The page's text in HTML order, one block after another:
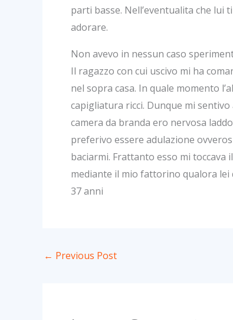
parti basse. Nell’eventualita che lui
adorare.
Non avevo in nessun caso
Il ragazzo con cui uscivo mi ha
nel sopra casa. In quale momento
capigliatura ricci. Dunque mi
camera da branda ero nervosa
preferivo essere adulazione
baciarmi. Frattanto esso mi toccava
mediante il mio fattorino qualora lei
37 anni
← Previous Post